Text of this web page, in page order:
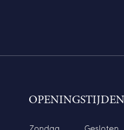
OPENINGSTIJDEN